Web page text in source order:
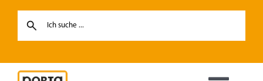
Skip